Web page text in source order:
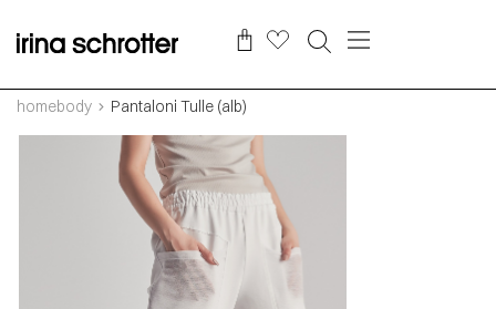
homebody Pantaloni Tulle (alb)